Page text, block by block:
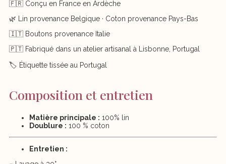
🇫🇷 Conçu en France en Ardèche
🌿 Lin provenance Belgique · Coton provenance Pays-Bas
🇮🇹 Boutons provenance Italie
🇵🇹 Fabriqué dans un atelier artisanal à Lisbonne, Portugal
🏷️ Étiquette tissée au Portugal
Composition et entretien
Matière principale : 100% lin
Doublure : 100 % coton
Entretien :